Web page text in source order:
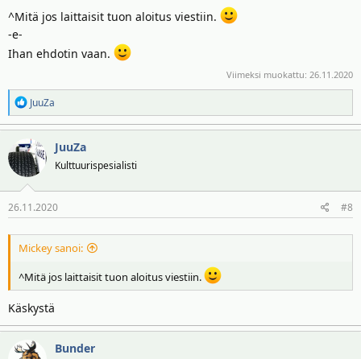
^Mitä jos laittaisit tuon aloitus viestiin.
-e-
Ihan ehdotin vaan.
Viimeksi muokattu: 26.11.2020
R
e
a
k
t
i
o
t
JuuZa
JuuZa
Kulttuurispesialisti
26.11.2020 #8
Mickey sanoi:
^Mitä jos laittaisit tuon aloitus viestiin.
Käskystä
Bunder